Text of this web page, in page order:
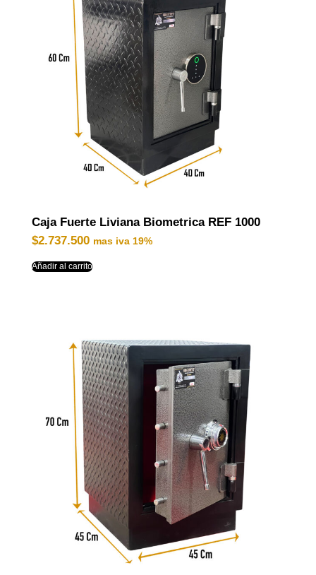
Caja Fuerte Liviana Biometrica REF 1000
$2.737.500 mas iva 19%
Añadir al carrito